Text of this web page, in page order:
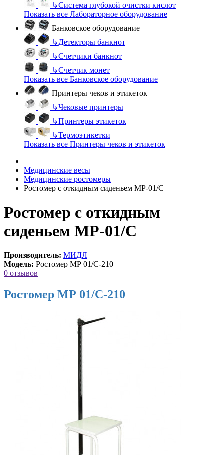
↳Система глубокой очистки кислот
Показать все Лабораторное оборудование
Банковское оборудование
↳Детекторы банкнот
↳Счетчики банкнот
↳Счетчик монет
Показать все Банковское оборудование
Принтеры чеков и этикеток
↳Чековые принтеры
↳Принтеры этикеток
↳Термоэтикетки
Показать все Принтеры чеков и этикеток
Медицинские весы
Медицинские ростомеры
Ростомер с откидным сиденьем МР-01/С
Ростомер с откидным
сиденьем МР-01/С
Производитель: МИДЛ
Модель: Ростомер МР 01/С-210
0 отзывов
Ростомер МР 01/С-210